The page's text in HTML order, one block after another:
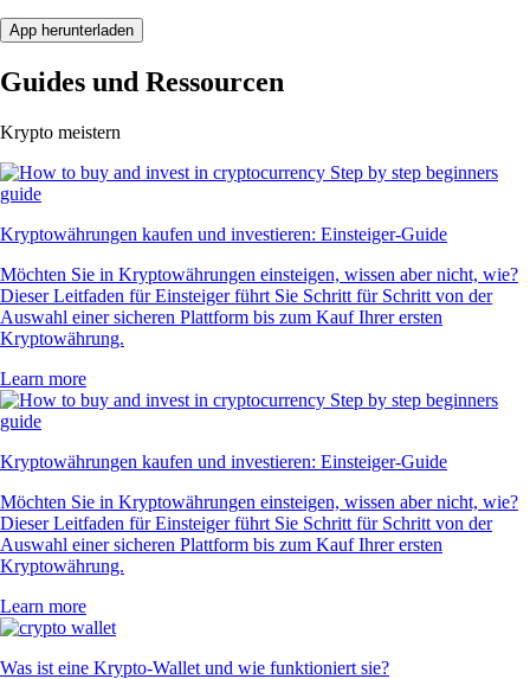
App herunterladen
Guides und Ressourcen
Krypto meistern
Kryptowährungen kaufen und investieren: Einsteiger-Guide
Möchten Sie in Kryptowährungen einsteigen, wissen aber nicht, wie?
Dieser Leitfaden für Einsteiger führt Sie Schritt für Schritt von der
Auswahl einer sicheren Plattform bis zum Kauf Ihrer ersten
Kryptowährung.
Learn more
Kryptowährungen kaufen und investieren: Einsteiger-Guide
Möchten Sie in Kryptowährungen einsteigen, wissen aber nicht, wie?
Dieser Leitfaden für Einsteiger führt Sie Schritt für Schritt von der
Auswahl einer sicheren Plattform bis zum Kauf Ihrer ersten
Kryptowährung.
Learn more
Was ist eine Krypto-Wallet und wie funktioniert sie?